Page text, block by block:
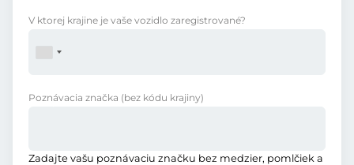
V ktorej krajine je vaše vozidlo zaregistrované?
Poznávacia značka (bez kódu krajiny)
Zadajte vašu poznávaciu značku bez medzier, pomlčiek a